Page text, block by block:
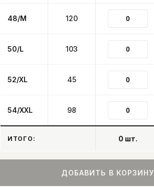
48/M 120
50/L 103
52/XL 45
54/XXL 98
ИТОГО: 0 шт.
ДОБАВИТЬ В КОРЗИНУ